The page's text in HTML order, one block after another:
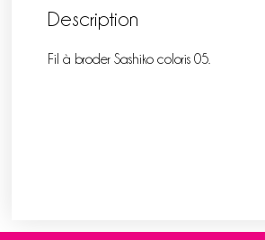
Description
Fil à broder Sashiko coloris 05.